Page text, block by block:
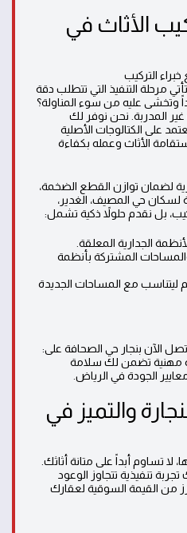
الأثاث في
التركيب
مرحلة التنفيذ التي تتطلب دقة
وتخشى عليه من سوء المناولة؟
غير المدربة. نحن نوفر لك
على الكتالوجات الأصلية
الأثاث وعمله بكفاءة
لضمان توازن القطع الضخمة،
حي المصيف، الغدير،
بل نقدم حلولاً ذكية تشمل:
الجدارية المعلقة.
المشتركة بأنظمة
ليتناسب مع المساحات الجديدة
الآن بنجار حي الصحافة على:
من خبرة مهنية تضمن لك سلامة
والتميز في
لا تساوم أبداً على متانة أثاثك.
تجربة تنفيذية تتجاوز الوعود
من القيمة السوقية لعقارك